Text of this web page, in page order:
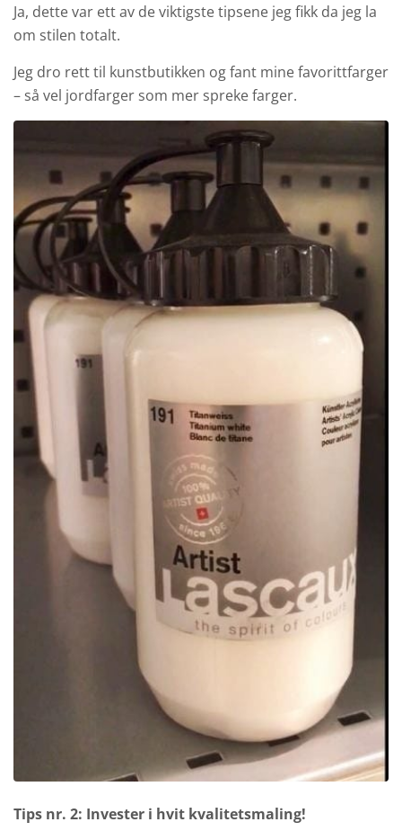
Ja, dette var ett av de viktigste tipsene jeg fikk da jeg la
om stilen totalt.
Jeg dro rett til kunstbutikken og fant mine favorittfarger
– så vel jordfarger som mer spreke farger.
Tips nr. 2: Invester i hvit kvalitetsmaling!